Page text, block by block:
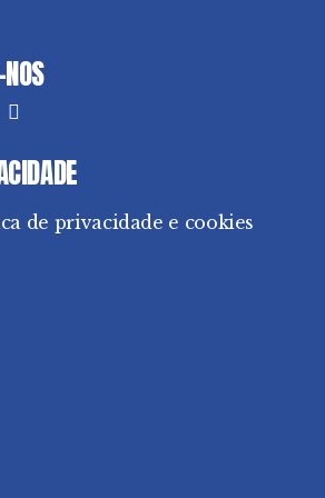
de privacidade e cookies